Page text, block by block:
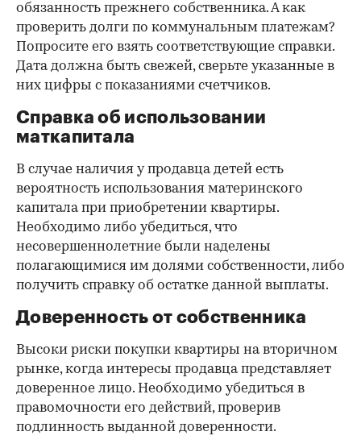
обязанность прежнего собственника. А как
проверить долги по коммунальным платежам?
Попросите его взять соответствующие справки.
Дата должна быть свежей, сверьте указанные в
них цифры с показаниями счетчиков.
Справка об использовании
маткапитала
В случае наличия у продавца детей есть
вероятность использования материнского
капитала при приобретении квартиры.
Необходимо либо убедиться, что
несовершеннолетние были наделены
полагающимися им долями собственности, либо
получить справку об остатке данной выплаты.
Доверенность от собственника
Высоки риски покупки квартиры на вторичном
рынке, когда интересы продавца представляет
доверенное лицо. Необходимо убедиться в
правомочности его действий, проверив
подлинность выданной доверенности.